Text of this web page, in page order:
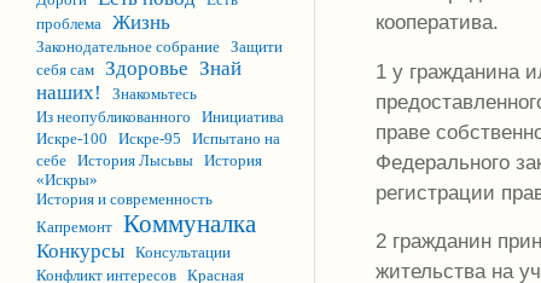
проблема Жизнь
Законодательное собрание Защити
себя сам Здоровье Знай
наших!
Знакомьтесь
Из неопубликованного
Инициатива
Искре-100
Искре-95
Испытано на
себе История Лысьвы История
«Искры»
История и современность
Капремонт Коммуналка
Конкурсы Консультации
Конфликт интересов Красная
кооператива.
1 у гражданина
праве
Федерального
регистрации
2 гражданин
жительства на